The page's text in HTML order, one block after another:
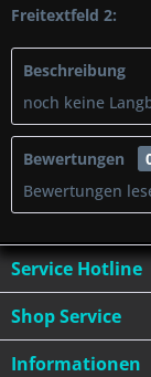
Freitextfeld 2:
Beschreibung
noch keine
Bewertungen
Bewertungen
Service Hotline
Shop Service
Informationen